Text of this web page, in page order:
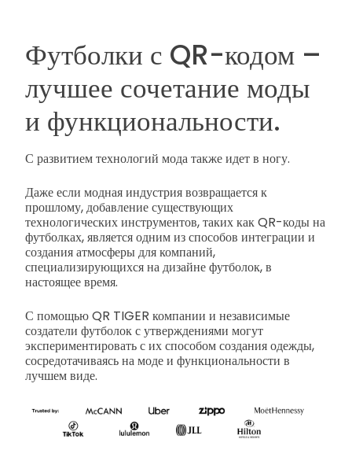
Футболки с QR-кодом –
лучшее сочетание моды
и функциональности.
С развитием технологий мода также идет в ногу.
Даже если модная индустрия возвращается к
прошлому, добавление существующих
технологических инструментов, таких как QR-коды на
футболках, является одним из способов интеграции и
создания атмосферы для компаний,
специализирующихся на дизайне футболок, в
настоящее время.
С помощью QR TIGER компании и независимые
создатели футболок с утверждениями могут
экспериментировать с их способом создания одежды,
сосредотачиваясь на моде и функциональности в
лучшем виде.